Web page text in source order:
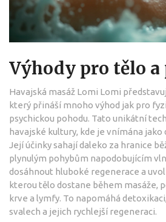
Výhody pro tělo
Havajská masáž Lomi Lomi
který přináší mnoho výhod jak pro
psychickou pohodu. Tato unikátní
havajské kultury, kde je vnímána jako
Její účinky sahají daleko za hranice
plynulým pohybům napodobujícím
dosáhnout hluboké regenerace a
kterou tělo dostane během masáže,
krve a lymfy. To napomáhá
svalech a jejich rychlejší regeneraci.